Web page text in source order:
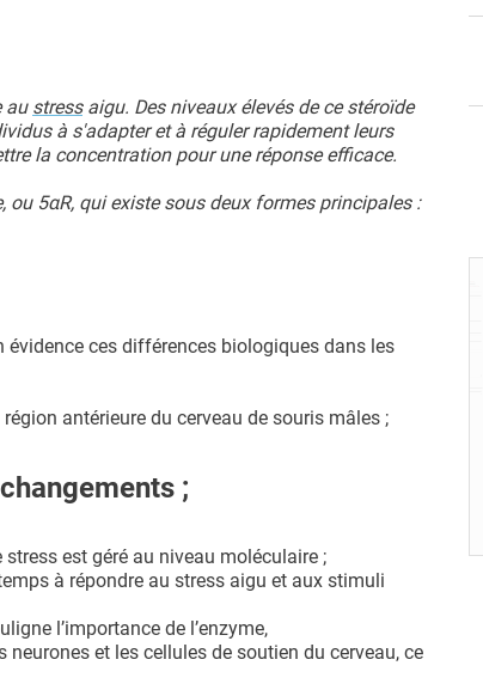
au stressaigu. Des niveaux élevés de ce stéroïde
à s'adapter et à réguler rapidement leurs
la concentration pour une réponse efficace.
5αR, qui existe sous deux formes principales :
évidence ces différences biologiques dans les
antérieure du cerveau de souris mâles ;
;
est géré au niveau moléculaire ;
à répondre au stress aigu et aux stimuli
l’importance de l’enzyme,
et les cellules de soutien du cerveau, ce